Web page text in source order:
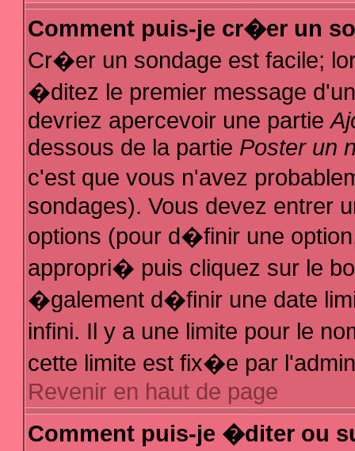
Comment puis-je cr�er un
Cr�er un sondage est facile;
�ditez le premier message
devriez apercevoir une partie
dessous de la partie Poster un
c'est que vous n'avez
sondages). Vous devez entrer
options (pour d�finir une
appropri� puis cliquez sur le
�galement d�finir une date
infini. Il y a une limite pour le
cette limite est fix�e par
Revenir en haut de page
Comment puis-je �diter ou